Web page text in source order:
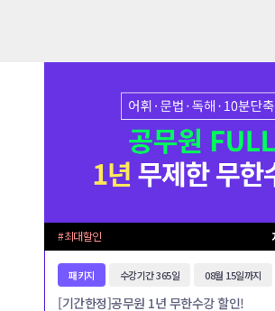
#최대할인
패키지 수강기간 365일 08월 15일까지
[기간한정]공무원 1년 무한수강 할인!